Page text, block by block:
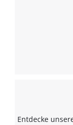
Entdecke